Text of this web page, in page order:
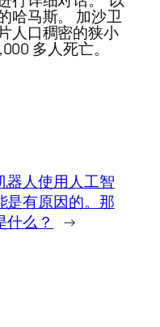
哈马斯。 加沙卫
人口稠密的狭小
多人死亡。
器人使用人工智
是有原因的。那
什么？
→